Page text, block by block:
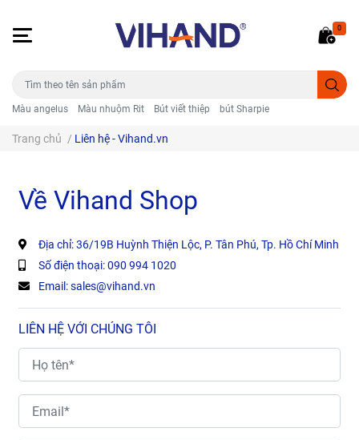
Màu angelus Màu nhuộm Rit Bút viết thiệp bút Sharpie
0
Trang chủ / Liên hệ - Vihand.vn
Về Vihand Shop
Địa chỉ:36/19B Huỳnh Thiện Lộc, P. Tân Phú, Tp. Hồ Chí Minh
Số điện thoại:090 994 1020
Email:sales@vihand.vn
LIÊN HỆ VỚI CHÚNG TÔI